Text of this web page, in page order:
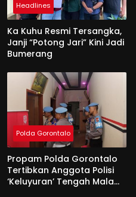
Headlines
Ka Kuhu Resmi Tersangka,
Janji “Potong Jari” Kini Jadi
Bumerang
Polda Gorontalo
Propam Polda Gorontalo
Tertibkan Anggota Polisi
‘Keluyuran’ Tengah Malam